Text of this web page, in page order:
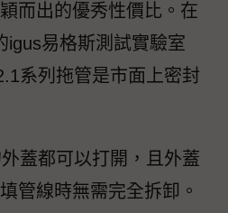
而出的優秀性價比。在
igus易格斯測試實驗室
系列拖管是市面上密封
蓋都可以打開，且外蓋
管線時無需完全拆卸。